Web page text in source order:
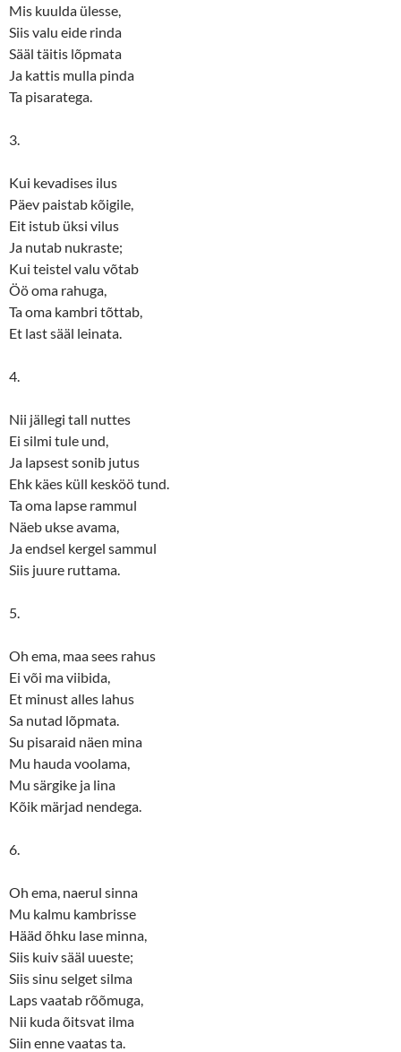
Mis kuulda ülesse,
Siis valu eide rinda
Sääl täitis lõpmata
Ja kattis mulla pinda
Ta pisaratega.
3.
Kui kevadises ilus
Päev paistab kõigile,
Eit istub üksi vilus
Ja nutab nukraste;
Kui teistel valu võtab
Öö oma rahuga,
Ta oma kambri tõttab,
Et last sääl leinata.
4.
Nii jällegi tall nuttes
Ei silmi tule und,
Ja lapsest sonib jutus
Ehk käes küll kesköö tund.
Ta oma lapse rammul
Näeb ukse avama,
Ja endsel kergel sammul
Siis juure ruttama.
5.
Oh ema, maa sees rahus
Ei või ma viibida,
Et minust alles lahus
Sa nutad lõpmata.
Su pisaraid näen mina
Mu hauda voolama,
Mu särgike ja lina
Kõik märjad nendega.
6.
Oh ema, naerul sinna
Mu kalmu kambrisse
Hääd õhku lase minna,
Siis kuiv sääl uueste;
Siis sinu selget silma
Laps vaatab rõõmuga,
Nii kuda õitsvat ilma
Siin enne vaatas ta.